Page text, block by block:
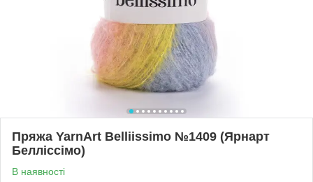
Пряжа YarnArt Belliissimo №1409 (Ярнарт
Белліссімо)
В наявності